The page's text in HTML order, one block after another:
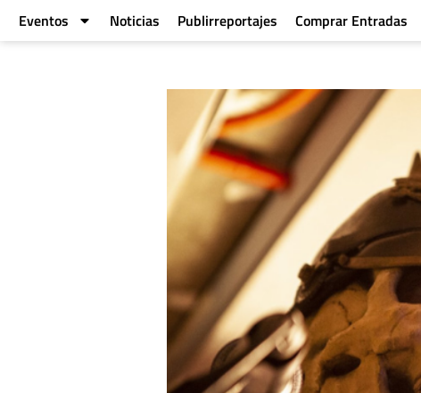
Eventos Noticias Publirreportajes Comprar Entradas